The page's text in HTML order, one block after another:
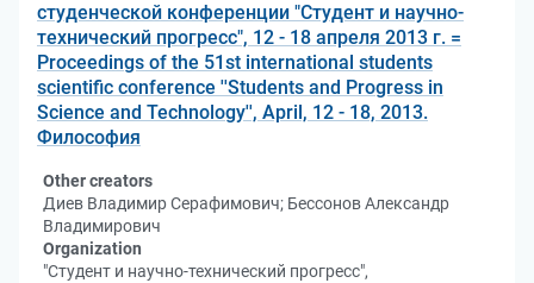
студенческой конференции "Студент и научно-
технический прогресс", 12 - 18 апреля 2013 г. =
Proceedings of the 51st international students
scientific conference ''Students and Progress in
Science and Technology'', April, 12 - 18, 2013.
Философия
Other creators
Диев Владимир Серафимович; Бессонов Александр
Владимирович
Organization
"Студент и научно-технический прогресс",